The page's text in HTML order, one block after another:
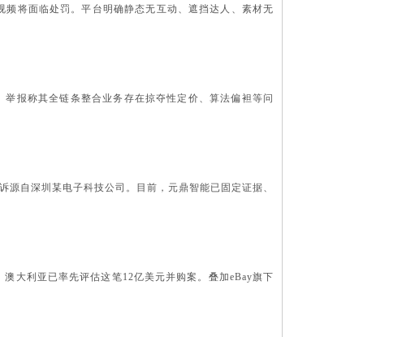
将面临处罚。平台明确静态无互动、遮挡达人、素材无
报称其全链条整合业务存在掠夺性定价、算法偏袒等问
自深圳某电子科技公司。目前，元鼎智能已固定证据、
大利亚已率先评估这笔12亿美元并购案。叠加eBay旗下